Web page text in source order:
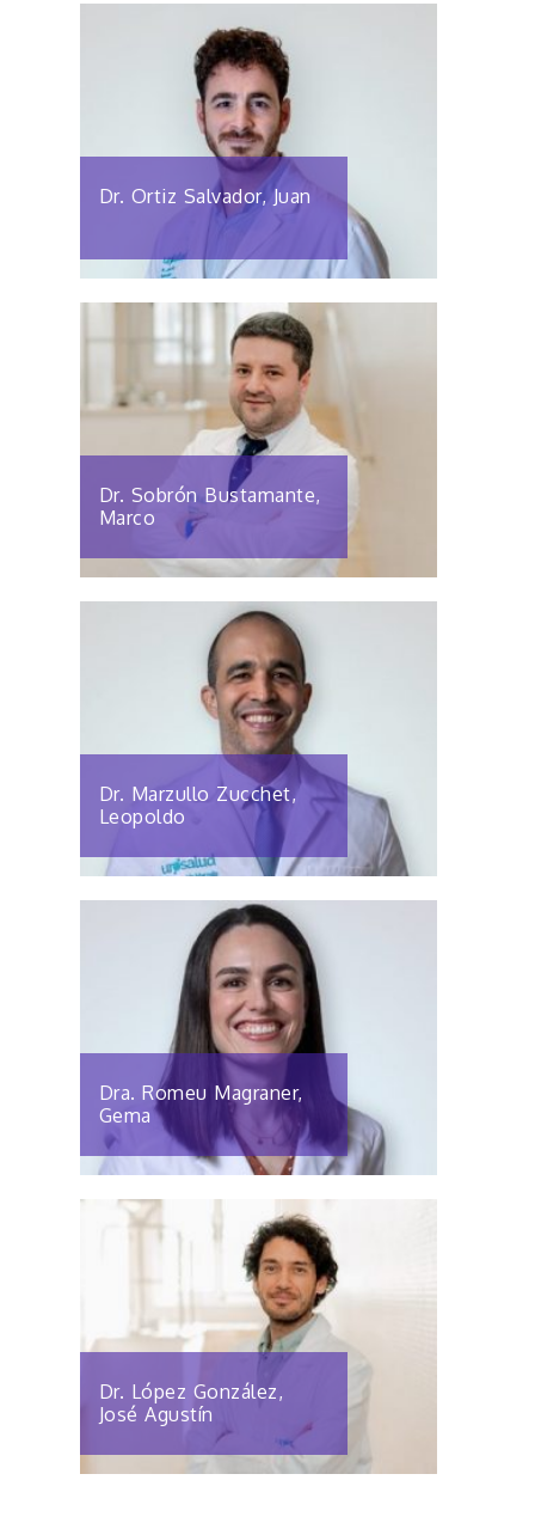
Dr. Ortiz Salvador, Juan
Dr. Sobrón Bustamante,
Marco
Dr. Marzullo Zucchet,
Leopoldo
Dra. Romeu Magraner,
Gema
Dr. López González,
José Agustín